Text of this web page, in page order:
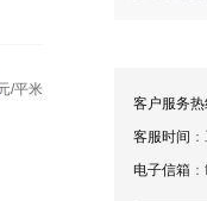
/平米
客户服务
客服时间
电子信箱